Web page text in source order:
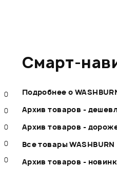
0
0
0
0
0
Смарт-
Подробнее о
Архив товаров -
Архив товаров -
Все товары WASHBURN
Архив товаров -